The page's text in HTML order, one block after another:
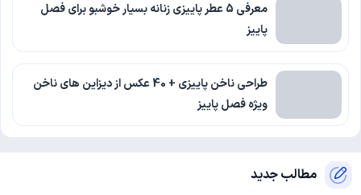
معرفی 5 عطر پاییزی زنانه بسیار خوشبو برای فصل
پاییز
طراحی ناخن پاییزی + 40 عکس از دیزاین های ناخن
ویژه فصل پاییز
مطالب جدید